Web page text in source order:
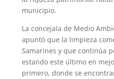
municipio.
La concejala de Medio
apuntó que la limpieza
Samarines y que continúa
estando este último en
primero, donde se